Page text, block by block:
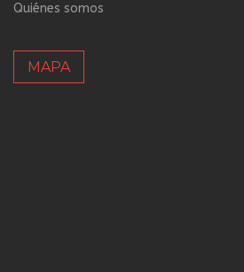
Quiénes somos
MAPA